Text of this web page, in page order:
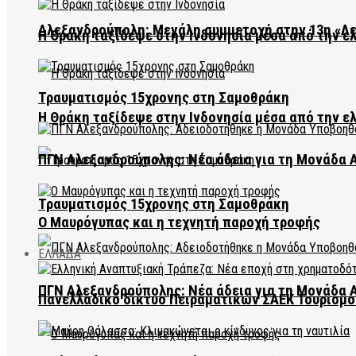
Αλεξανδρούπολη: Μεγάλη συμμετοχή στην 13η
Η Θράκη ταξίδεψε στην Ινδονησία μέσα από την
Τραυματισμός 15χρονης στη Σαμοθράκη
ΠΓΝ Αλεξανδρούπολης: Νέα άδεια για τη Μονάδα
Η Θράκη ταξίδεψε στην Ινδονησία μέσα από την
Τραυματισμός 15χρονης στη Σαμοθράκη
ΠΓΝ Αλεξανδρούπολης: Νέα άδεια για τη Μονάδα
Ο Μαυρόγυπας και η τεχνητή παροχή τροφής
ΕΛΛΑΔΑ
Πανελλαδικό δίκτυο Πειραματικών ΣΑΕΚ